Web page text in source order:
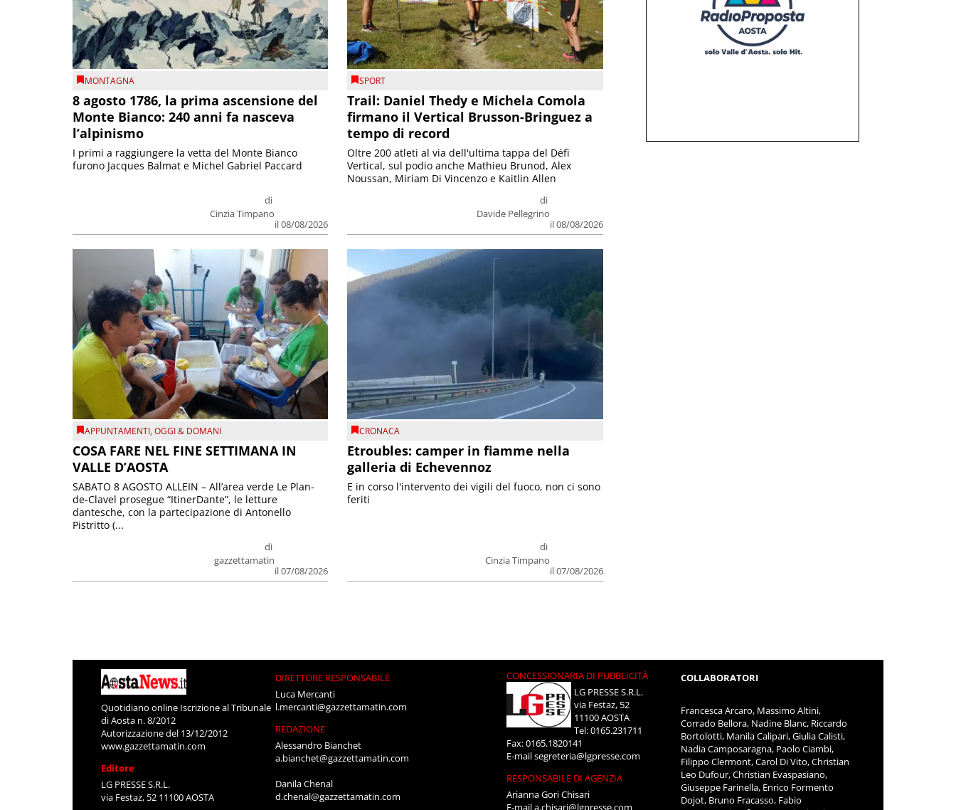
MONTAGNA
8 agosto 1786, la prima ascensione del
Monte Bianco: 240 anni fa nasceva
l’alpinismo
di
Cinzia Timpano
il 08/08/2026
I primi a raggiungere la vetta del Monte Bianco
furono Jacques Balmat e Michel Gabriel Paccard
SPORT
Trail: Daniel Thedy e Michela Comola
firmano il Vertical Brusson-Bringuez a
tempo di record
di
Davide Pellegrino
il 08/08/2026
Oltre 200 atleti al via dell'ultima tappa del Défì
Vertical, sul podio anche Mathieu Brunod, Alex
Noussan, Miriam Di Vincenzo e Kaitlin Allen
APPUNTAMENTI,OGGI & DOMANI
COSA FARE NEL FINE SETTIMANA IN
VALLE D’AOSTA
di
gazzettamatin
il 07/08/2026
SABATO 8 AGOSTO ALLEIN – All’area verde Le Plan-
de-Clavel prosegue “ItinerDante”, le letture
dantesche, con la partecipazione di Antonello
Pistritto (...
CRONACA
Etroubles: camper in fiamme nella
galleria di Echevennoz
di
Cinzia Timpano
il 07/08/2026
E in corso l'intervento dei vigili del fuoco, non ci sono
feriti
Quotidiano online Iscrizione al Tribunale
di Aosta n. 8/2012
Autorizzazione del 13/12/2012
www.gazzettamatin.com
Editore
LG PRESSE S.R.L.
via Festaz, 52 11100 AOSTA
DIRETTORE RESPONSABILE
Luca Mercanti
l.mercanti@gazzettamatin.com
REDAZIONE
Alessandro Bianchet
a.bianchet@gazzettamatin.com
Danila Chenal
d.chenal@gazzettamatin.com
CONCESSIONARIA DI PUBBLICITÀ
LG PRESSE S.R.L.
via Festaz, 52
11100 AOSTA
Tel: 0165.231711
Fax: 0165.1820141
E-mailsegreteria@lgpresse.com
RESPONSABILE DI AGENZIA
Arianna Gori Chisari
E-maila.chisari@lgpresse.com
COLLABORATORI
Francesca Arcaro, Massimo Altini,
Corrado Bellora, Nadine Blanc, Riccardo
Bortolotti, Manila Calipari, Giulia Calisti,
Nadia Camposaragna, Paolo Ciambi,
Filippo Clermont, Carol Di Vito, Christian
Leo Dufour, Christian Evaspasiano,
Giuseppe Farinella, Enrico Formento
Dojot, Bruno Fracasso, Fabio